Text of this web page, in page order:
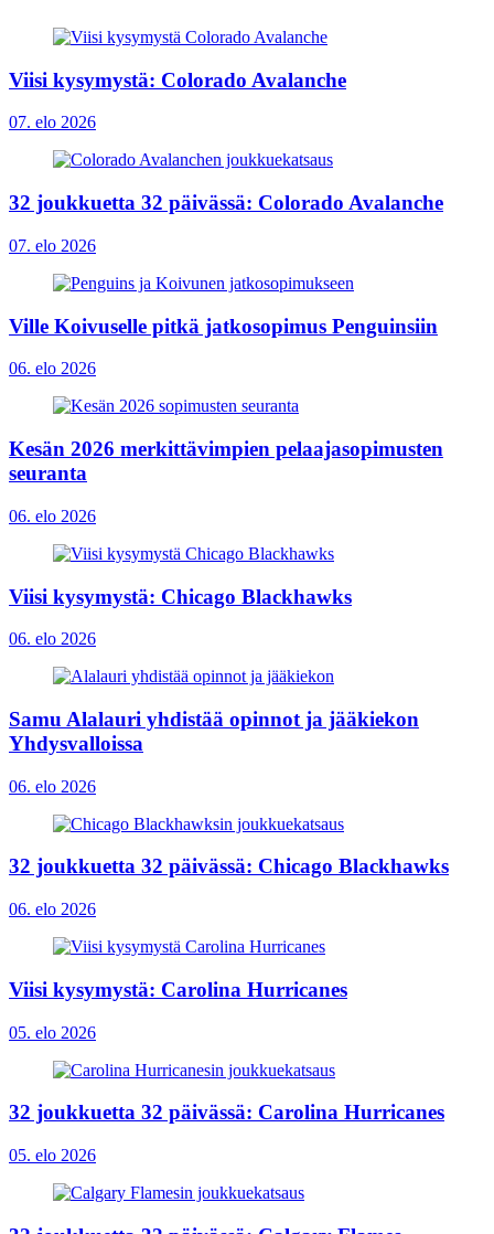
Viisi kysymystä: Colorado Avalanche
07. elo 2026
32 joukkuetta 32 päivässä: Colorado Avalanche
07. elo 2026
Ville Koivuselle pitkä jatkosopimus Penguinsiin
06. elo 2026
Kesän 2026 merkittävimpien pelaajasopimusten
seuranta
06. elo 2026
Viisi kysymystä: Chicago Blackhawks
06. elo 2026
Samu Alalauri yhdistää opinnot ja jääkiekon
Yhdysvalloissa
06. elo 2026
32 joukkuetta 32 päivässä: Chicago Blackhawks
06. elo 2026
Viisi kysymystä: Carolina Hurricanes
05. elo 2026
32 joukkuetta 32 päivässä: Carolina Hurricanes
05. elo 2026